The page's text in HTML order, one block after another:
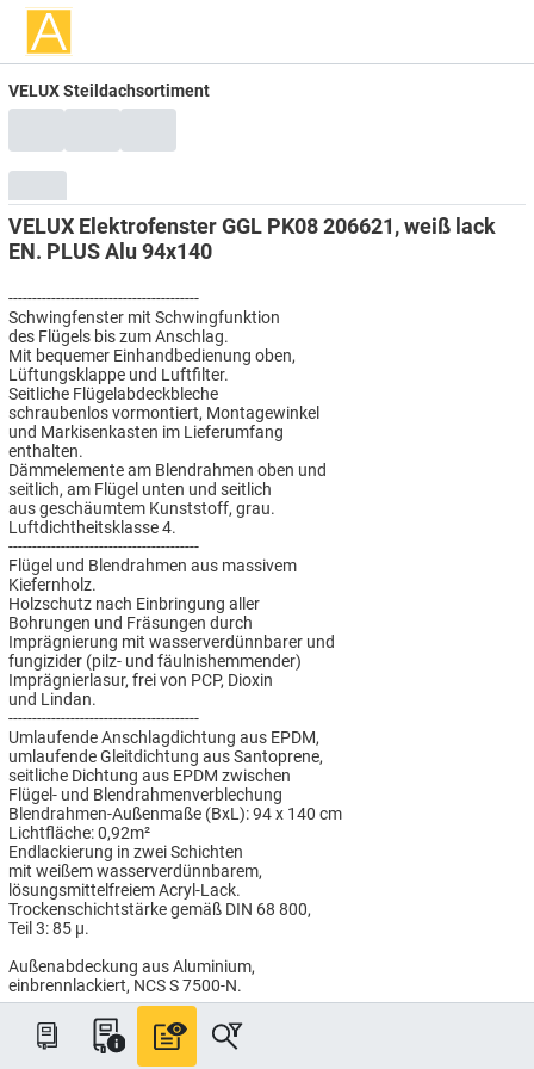
VELUX Steildachsortiment
VELUX Elektrofenster GGL PK08 206621, weiß lack
EN. PLUS Alu 94x140
----------------------------------------
Schwingfenster mit Schwingfunktion
des Flügels bis zum Anschlag.
Mit bequemer Einhandbedienung oben,
Lüftungsklappe und Luftfilter.
Seitliche Flügelabdeckbleche
schraubenlos vormontiert, Montagewinkel
und Markisenkasten im Lieferumfang
enthalten.
Dämmelemente am Blendrahmen oben und
seitlich, am Flügel unten und seitlich
aus geschäumtem Kunststoff, grau.
Luftdichtheitsklasse 4.
----------------------------------------
Flügel und Blendrahmen aus massivem
Kiefernholz.
Holzschutz nach Einbringung aller
Bohrungen und Fräsungen durch
Imprägnierung mit wasserverdünnbarer und
fungizider (pilz- und fäulnishemmender)
Imprägnierlasur, frei von PCP, Dioxin
und Lindan.
----------------------------------------
Umlaufende Anschlagdichtung aus EPDM,
umlaufende Gleitdichtung aus Santoprene,
seitliche Dichtung aus EPDM zwischen
Flügel- und Blendrahmenverblechung
Blendrahmen-Außenmaße (BxL): 94 x 140 cm
Lichtfläche: 0,92m²
Endlackierung in zwei Schichten
mit weißem wasserverdünnbarem,
lösungsmittelfreiem Acryl-Lack.
Trockenschichtstärke gemäß DIN 68 800,
Teil 3: 85 µ.
Außenabdeckung aus Aluminium,
einbrennlackiert, NCS S 7500-N.
----------------------------------------
ENERGIE PLUS Verglasung
Passivhaus tauglich, für besonders
hohen Wärmeschutz: Uw = 1,0 W/(m²K),